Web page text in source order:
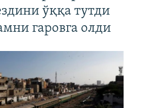
ўққа тутди
гаровга олди